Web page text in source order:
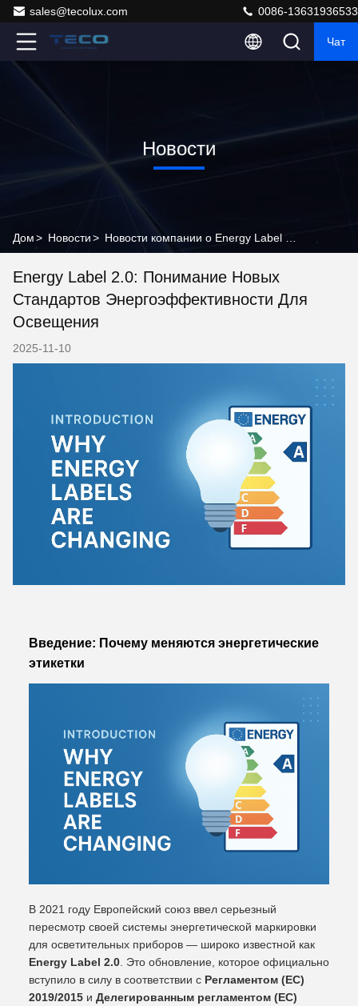
sales@tecolux.com 0086-13631936533
Чат
Новости
Дом> Новости>
Energy Label 2.0: Понимание Новых
Стандартов Энергоэффективности Для
Освещения
2025-11-10
Введение: Почему меняются энергетические
этикетки
В 2021 году Европейский союз ввел серьезный
пересмотр своей системы энергетической маркировки
для осветительных приборов — широко известной как
Energy Label 2.0 . Это обновление, которое официально
вступило в силу в соответствии с Регламентом (ЕС)
2019/2015 и Делегированным регламентом (ЕС)